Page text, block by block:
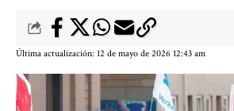
Última actualización: 12 de mayo de 2026 12:43 am